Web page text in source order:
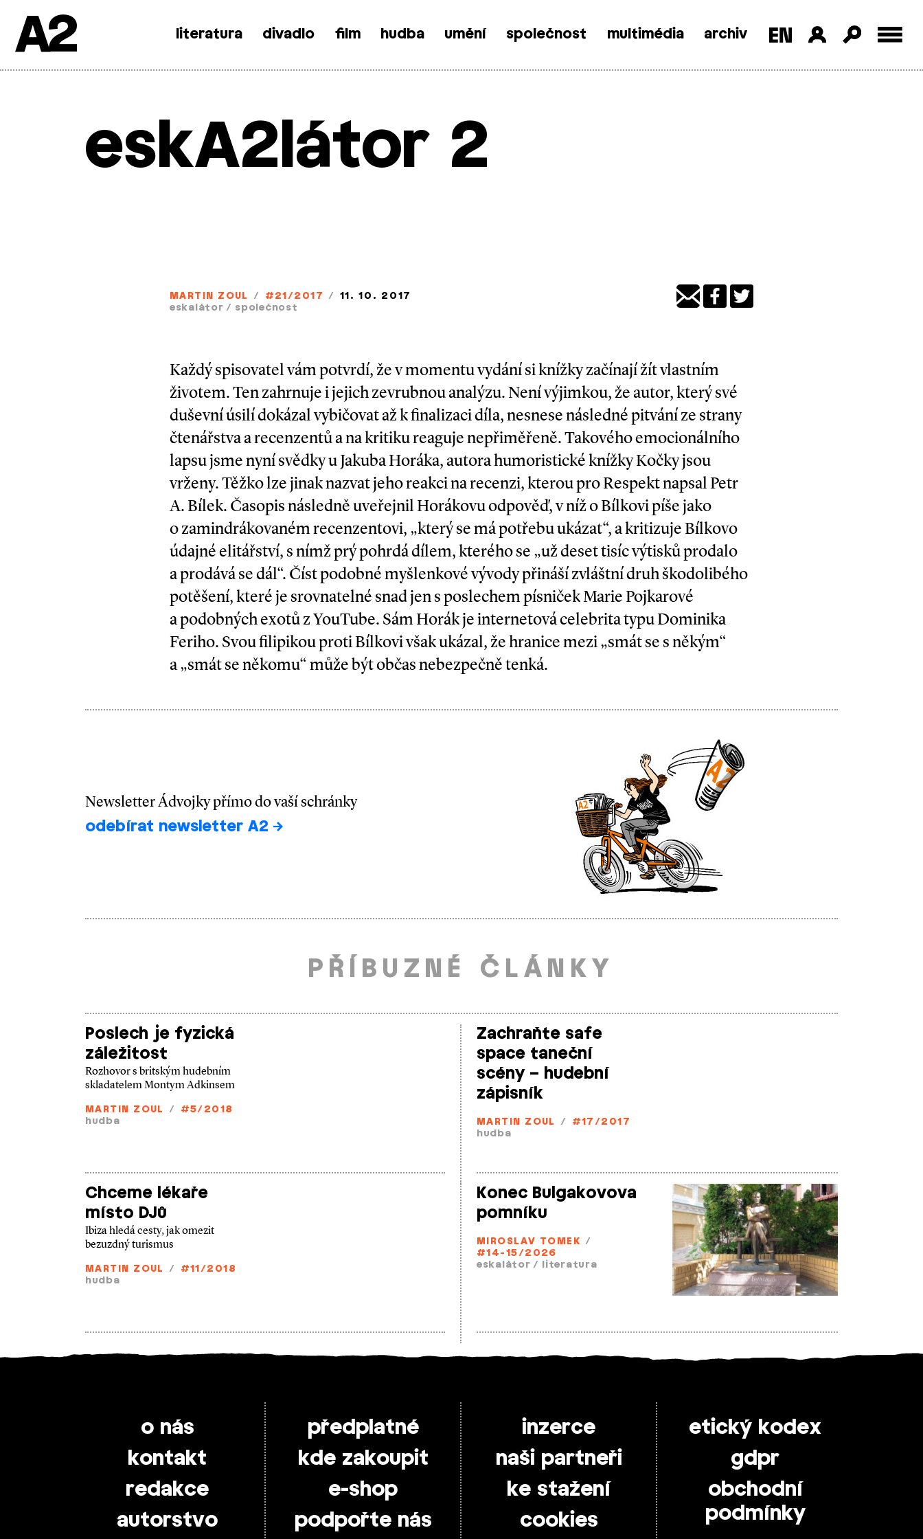
SkipA2 literatura divadlo film hudba umění společnost multimédia archiv
eskA2látor 2
MARTIN ZOUL / #21/2017 / 11. 10. 2017
eskalátor / společnost
Každý spisovatel vám potvrdí, že v momentu vydání si knížky začínají žít vlastním
životem. Ten zahrnuje i jejich zevrubnou analýzu. Není výjimkou, že autor, který své
duševní úsilí dokázal vybičovat až k finalizaci díla, nesnese následné pitvání ze strany
čtenářstva a recenzentů a na kritiku reaguje nepřiměřeně. Takového emocionálního
lapsu jsme nyní svědky u Jakuba Horáka, autora humoristické knížky Kočky jsou
vrženy. Těžko lze jinak nazvat jeho reakci na recenzi, kterou pro Respekt napsal Petr
A. Bílek. Časopis následně uveřejnil Horákovu odpověď, v níž o Bílkovi píše jako
o zamindrákovaném recenzentovi, „který se má potřebu ukázat“, a kritizuje Bílkovo
údajné elitářství, s nímž prý pohrdá dílem, kterého se „už deset tisíc výtisků prodalo
a prodává se dál“. Číst podobné myšlenkové vývody přináší zvláštní druh škodolibého
potěšení, které je srovnatelné snad jen s poslechem písniček Marie Pojkarové
a podobných exotů z YouTube. Sám Horák je internetová celebrita typu Dominika
Feriho. Svou filipikou proti Bílkovi však ukázal, že hranice mezi „smát se s někým“
a „smát se někomu“ může být občas nebezpečně tenká.
Newsletter Ádvojky přímo do vaší schránky
odebírat newsletter A2
PŘÍBUZNÉ ČLÁNKY
Poslech je fyzická
záležitost
Rozhovor s britským hudebním
skladatelem Montym Adkinsem
MARTIN ZOUL /
#5/2018
hudba
Zachraňte safe
space taneční
scény – hudební
zápisník
MARTIN ZOUL /
#17/2017
hudba
Chceme lékaře
místo DJů
Ibiza hledá cesty, jak omezit
bezuzdný turismus
MARTIN ZOUL /
#11/2018
hudba
Konec Bulgakovova
pomníku
MIROSLAV TOMEK /
#14-15/2026
eskalátor / literatura
o nás
kontakt
redakce
autorstvo
předplatné
kde zakoupit
e-shop
podpořte nás
inzerce
naši partneři
ke stažení
cookies
etický kodex
gdpr
obchodní
podmínky